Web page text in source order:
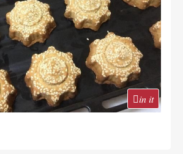
in it